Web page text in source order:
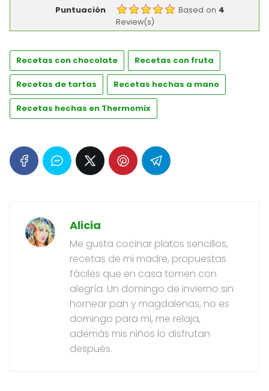
Puntuación
Based on 4
Review(s)
Recetas con chocolate Recetas con fruta
Recetas de tartas Recetas hechas a mano
Recetas hechas en Thermomix
Alicia
Me gusta cocinar platos sencillos,
recetas de mi madre, propuestas
fáciles que en casa tomen con
alegría. Un domingo de invierno sin
hornear pan y magdalenas, no es
domingo para mi, me relaja,
además mis niños lo disfrutan
después.